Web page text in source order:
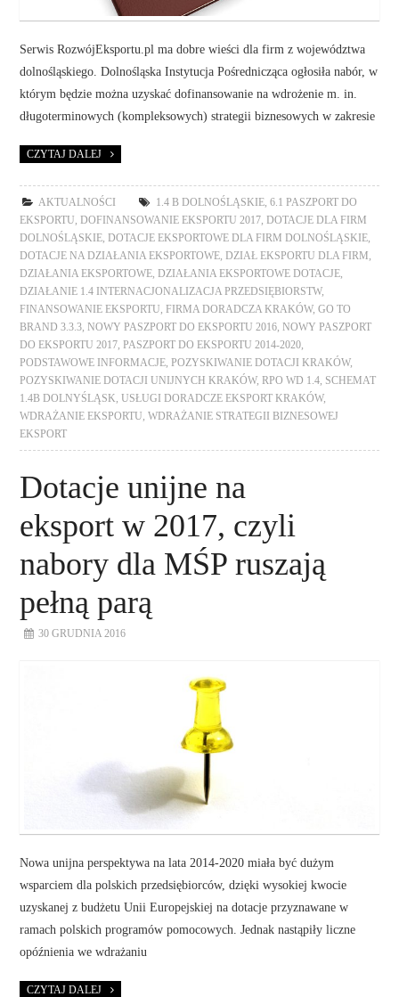
Serwis RozwójEksportu.pl ma dobre wieści dla firm z województwa
dolnośląskiego. Dolnośląska Instytucja Pośrednicząca ogłosiła nabór, w
którym będzie można uzyskać dofinansowanie na wdrożenie m. in.
długoterminowych (kompleksowych) strategii biznesowych w zakresie
CZYTAJ DALEJ
AKTUALNOŚCI 1.4 B DOLNOŚLĄSKIE ,6.1 PASZPORT DO
EKSPORTU ,DOFINANSOWANIE EKSPORTU 2017 ,DOTACJE DLA FIRM
DOLNOŚLĄSKIE ,DOTACJE EKSPORTOWE DLA FIRM DOLNOŚLĄSKIE
DOTACJE NA DZIAŁANIA EKSPORTOWE ,DZIAŁ EKSPORTU DLA FIRM
DZIAŁANIA EKSPORTOWE ,DZIAŁANIA EKSPORTOWE DOTACJE
DZIAŁANIE 1.4 INTERNACJONALIZACJA PRZEDSIĘBIORSTW,
FINANSOWANIE EKSPORTU ,FIRMA DORADCZA KRAKÓW,GO TO
BRAND 3.3.3 ,NOWY PASZPORT DO EKSPORTU 2016 ,NOWY PASZPORT
DO EKSPORTU 2017 ,PASZPORT DO EKSPORTU 2014-2020
PODSTAWOWE INFORMACJE ,POZYSKIWANIE DOTACJI KRAKÓW,
POZYSKIWANIE DOTACJI UNIJNYCH KRAKÓW,RPO WD 1.4 SCHEMAT
1.4B DOLNYŚLĄSK ,USŁUGI DORADCZE EKSPORT KRAKÓW,
WDRAŻANIE EKSPORTU ,WDRAŻANIE STRATEGII BIZNESOWEJ
EKSPORT
Dotacje unijne na
eksport w 2017, czyli
nabory dla MŚP ruszają
pełną parą
30 GRUDNIA 2016
Nowa unijna perspektywa na lata 2014-2020 miała być dużym
wsparciem dla polskich przedsiębiorców, dzięki wysokiej kwocie
uzyskanej z budżetu Unii Europejskiej na dotacje przyznawane w
ramach polskich programów pomocowych. Jednak nastąpiły liczne
opóźnienia we wdrażaniu
CZYTAJ DALEJ